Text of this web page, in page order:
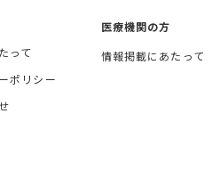
って
ポリシー
医療機関の方
情報掲載にあたって